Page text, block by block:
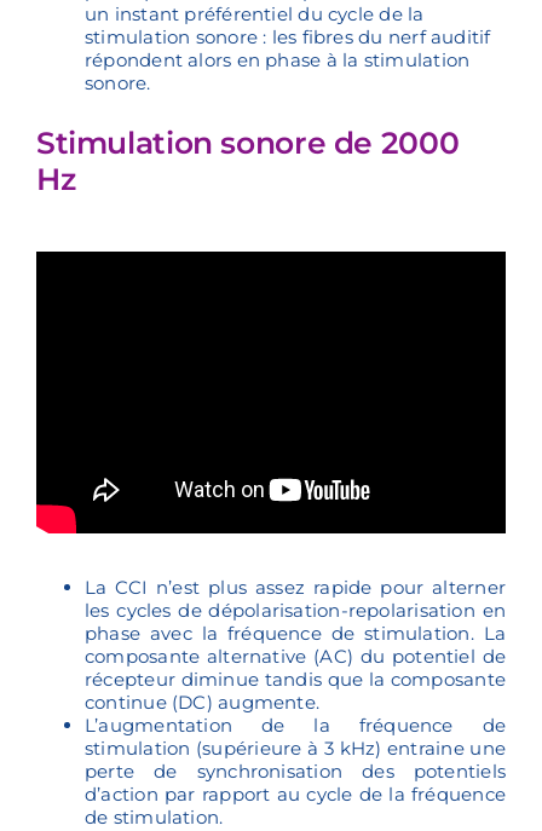
un instant préférentiel du cycle de la
stimulation sonore : les fibres du nerf auditif
répondent alors en phase à la stimulation
sonore.
Stimulation sonore de 2000
Hz
La CCI n’est plus assez rapide pour alterner
les cycles de dépolarisation-repolarisation en
phase avec la fréquence de stimulation. La
composante alternative (AC) du potentiel de
récepteur diminue tandis que la composante
continue (DC) augmente.
L’augmentation de la fréquence de
stimulation (supérieure à 3 kHz) entraine une
perte de synchronisation des potentiels
d’action par rapport au cycle de la fréquence
de stimulation.